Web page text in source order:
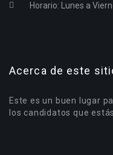
Horario: Lunes a
Acerca de este
Este es un buen lugar
los candidatos que